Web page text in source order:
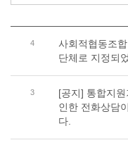
4
사회적협동조
단체로 지정되
3
[공지] 통합지
인한 전화상담
다.